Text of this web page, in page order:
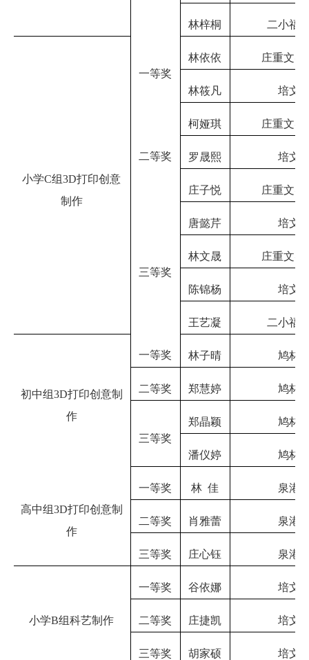
林梓桐 二小福
小学C组3D打印创意
制作
一等奖
林依依 庄重文实
林筱凡 培文
二等奖
柯娅琪 庄重文实
罗晟熙 培文
庄子悦 庄重文实
三等奖
唐懿芹 培文
林文晟 庄重文实
陈锦杨 培文
王艺凝 二小福
初中组3D打印创意制
作
一等奖 林子晴 鸠林
二等奖 郑慧婷 鸠林
三等奖
郑晶颖 鸠林
潘仪婷 鸠林
高中组3D打印创意制
作
一等奖 林 佳 泉港
二等奖 肖雅蕾 泉港
三等奖 庄心钰 泉港
小学B组科艺制作
一等奖 谷依娜 培文
二等奖 庄捷凯 培文
三等奖 胡家硕 培文